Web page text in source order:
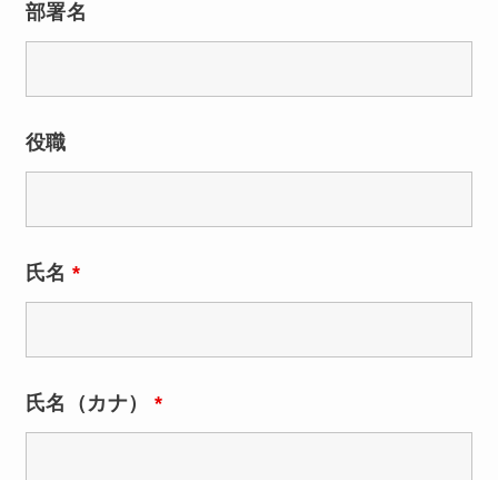
部署名
役職
氏名*
氏名（カナ） *